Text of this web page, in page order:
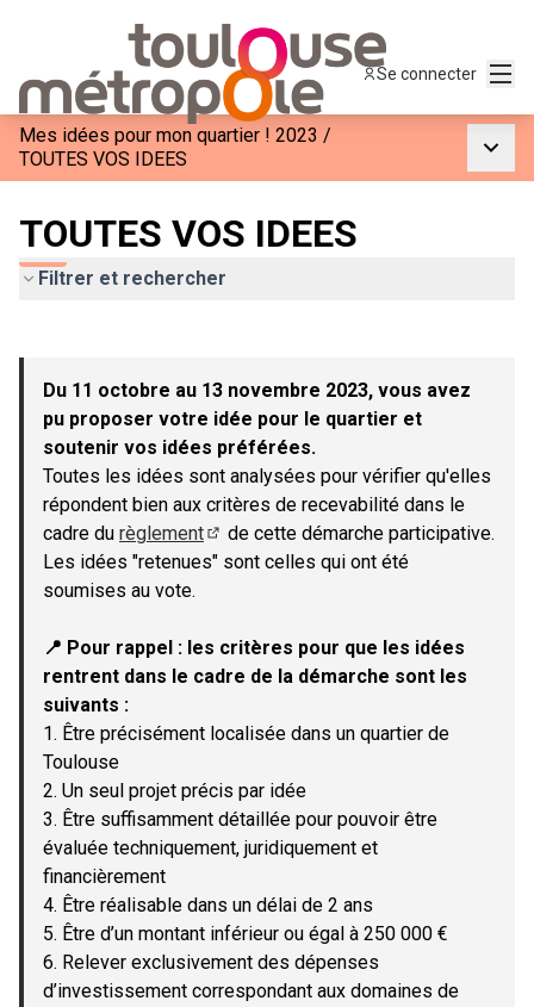
Se connecter
Mes idées pour mon quartier ! 2023 /
TOUTES VOS IDEES
TOUTES VOS IDEES
Filtrer et rechercher
−
Du 11 octobre au 13 novembre 2023, vous avez
pu proposer votre idée pour le quartier et
soutenir vos idées préférées.
Toutes les idées sont analysées pour vérifier qu'elles
répondent bien aux critères de recevabilité dans le
cadre du règlement
(Lien externe)
de cette démarche participative.
Les idées "retenues" sont celles qui ont été
soumises au vote.
📍 Pour rappel : les critères pour que les idées
rentrent dans le cadre de la démarche sont les
suivants :
1. Être précisément localisée dans un quartier de
Toulouse
2. Un seul projet précis par idée
3. Être suffisamment détaillée pour pouvoir être
évaluée techniquement, juridiquement et
financièrement
4. Être réalisable dans un délai de 2 ans
5. Être d’un montant inférieur ou égal à 250 000 €
6. Relever exclusivement des dépenses
d’investissement correspondant aux domaines de